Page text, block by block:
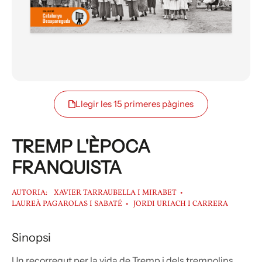
Llegir les 15 primeres pàgines
TREMP L'ÈPOCA
FRANQUISTA
AUTORIA:
XAVIER TARRAUBELLA I MIRABET
LAUREÀ PAGAROLAS I SABATÉ
JORDI URIACH I CARRERA
Sinopsi